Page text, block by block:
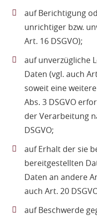
auf Berichtigung
unrichtiger bzw.
Art. 16 DSGVO);
auf unverzügliche
Daten (vgl. auch
soweit eine
Abs. 3 DSGVO
der Verarbeitung
DSGVO;
auf Erhalt der sie
bereitgestellten
Daten an andere
auch Art. 20
auf Beschwerde